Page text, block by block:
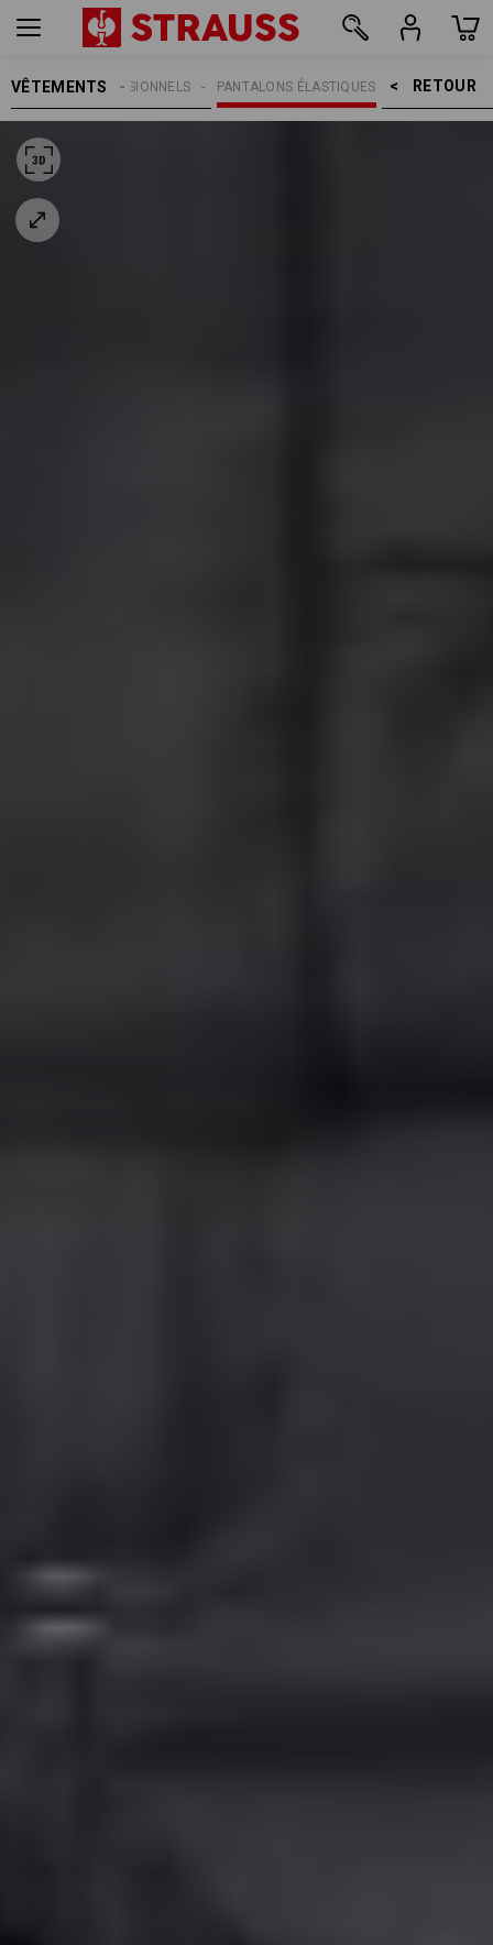
VÊTEMENTS RETOUR    >
PANTALONS ÉLASTIQUES
PROFESSIONNELS